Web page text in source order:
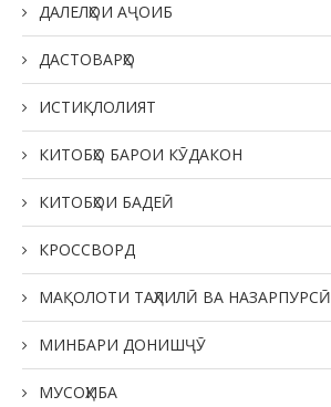
ДАЛЕЛҲОИ АҶОИБ
ДАСТОВАРҲО
ИСТИҚЛОЛИЯТ
КИТОБҲО БАРОИ КӮДАКОН
КИТОБҲОИ БАДЕӢ
КРОССВОРД
МАҚОЛОТИ ТАҲЛИЛӢ ВА НАЗАРПУРСӢ
МИНБАРИ ДОНИШҶӮ
МУСОҲИБА